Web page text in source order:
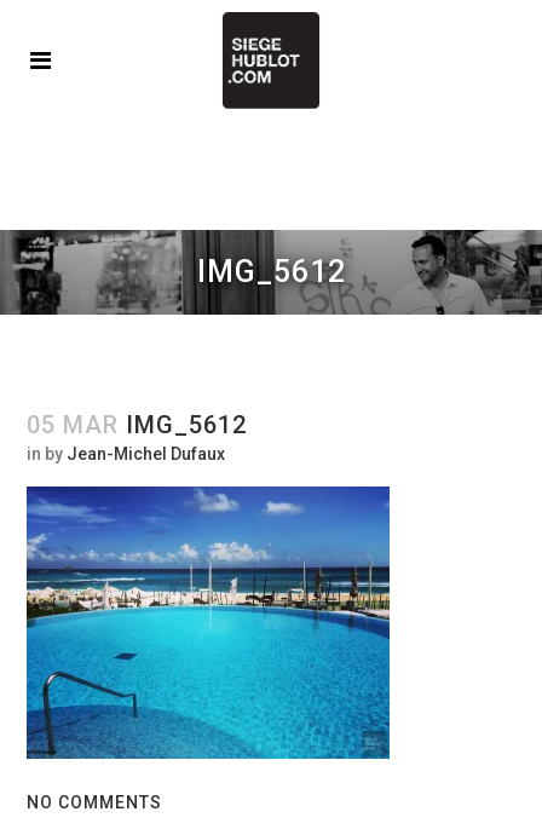
IMG_5612
05 MAR IMG_5612
in by Jean-Michel Dufaux
NO COMMENTS